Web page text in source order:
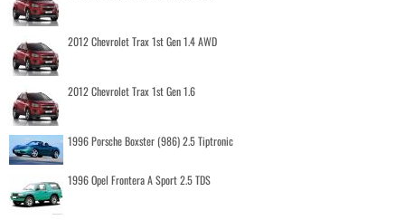
2012 Chevrolet Trax 1st Gen 1.4 AWD
2012 Chevrolet Trax 1st Gen 1.6
1996 Porsche Boxster (986) 2.5 Tiptronic
1996 Opel Frontera A Sport 2.5 TDS